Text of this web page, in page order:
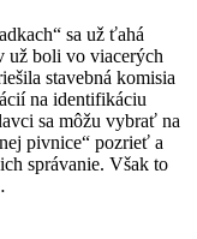
sa už ťahá
už boli vo viacerých
stavebná komisia
na identifikáciu
sa môžu vybrať na
pivnice“ pozrieť a
správanie. Však to